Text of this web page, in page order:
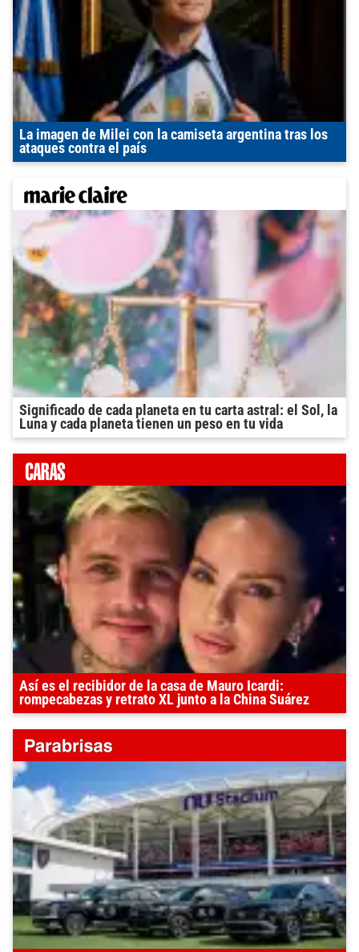
La imagen de Milei con la camiseta argentina tras los
ataques contra el país
Significado de cada planeta en tu carta astral: el Sol, la
Luna y cada planeta tienen un peso en tu vida
Así es el recibidor de la casa de Mauro Icardi:
rompecabezas y retrato XL junto a la China Suárez